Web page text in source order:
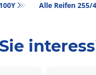
Alle Reifen‎ 255/